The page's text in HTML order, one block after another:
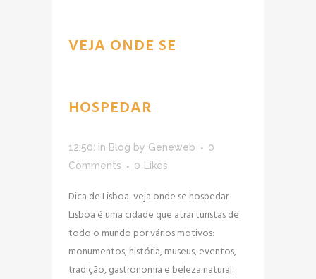
VEJA ONDE SE
HOSPEDAR
12:50: in Blog by Geneweb
0
Comments
0 Likes
Dica de Lisboa: veja onde se hospedar
Lisboa é uma cidade que atrai turistas de
todo o mundo por vários motivos:
monumentos, história, museus, eventos,
tradição, gastronomia e beleza natural.